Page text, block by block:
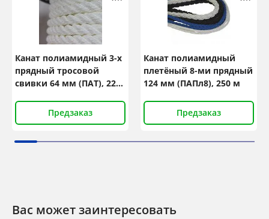
Канат полиамидный 3-х
прядный тросовой
свивки 64 мм (ПАТ), 220
Предзаказ
Канат полиамидный
плетёный 8-ми прядный
124 мм (ПАПл8), 250 м
Предзаказ
Вас может заинтересовать